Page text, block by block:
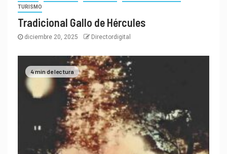
TURISMO
Tradicional Gallo de Hércules
diciembre 20, 2025 Directordigital
4 min de lectura